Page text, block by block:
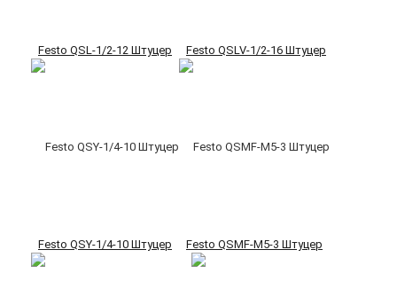
Festo QSL-1/2-12 Штуцер Festo QSLV-1/2-16 Штуцер
Festo QSY-1/4-10 Штуцер Festo QSMF-M5-3 Штуцер